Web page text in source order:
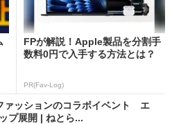
FPが解説！Apple製品を分割手
数料0円で入手する方法とは？
PR(Fav-Log)
ァッションのコラボイベント エ
プ展開 | ねとら...